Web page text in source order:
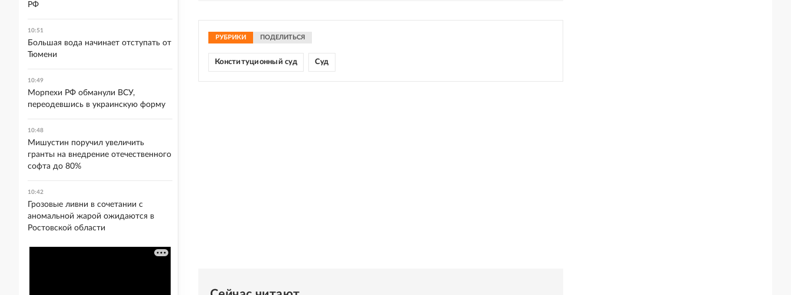
РУБРИКИ ПОДЕЛИТЬСЯ
Конституционный суд Суд
РФ
10:51
Большая вода начинает отступать от
Тюмени
10:49
Морпехи РФ обманули ВСУ,
переодевшись в украинскую форму
10:48
Мишустин поручил увеличить
гранты на внедрение отечественного
софта до 80%
10:42
Грозовые ливни в сочетании с
аномальной жарой ожидаются в
Ростовской области